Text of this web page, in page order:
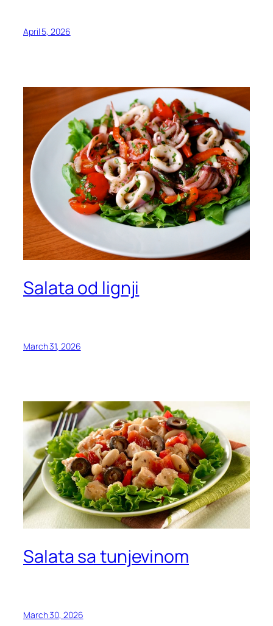
April 5, 2026
Salata od lignji
March 31, 2026
Salata sa tunjevinom
March 30, 2026